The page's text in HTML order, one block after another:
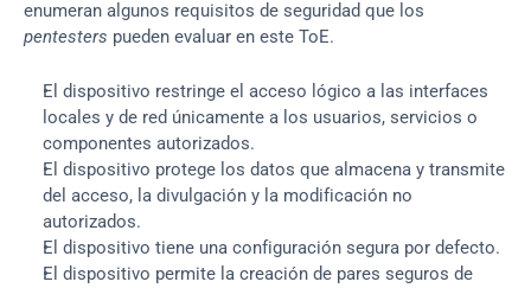
pentesters pueden evaluar en este ToE.
El dispositivo restringe el acceso lógico a las interfaces
locales y de red únicamente a los usuarios, servicios o
componentes autorizados.
El dispositivo protege los datos que almacena y transmite
del acceso, la divulgación y la modificación no
autorizados.
El dispositivo tiene una configuración segura por defecto.
El dispositivo permite la creación de pares seguros de